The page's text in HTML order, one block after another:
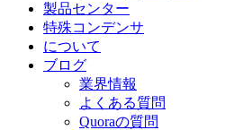
製品センター
特殊コンデンサ
について
ブログ
業界情報
よくある質問
Quoraの質問